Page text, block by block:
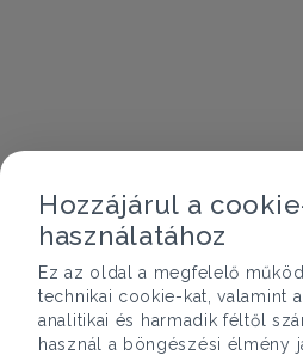
Hozzájárul a
használatához
Ez az oldal a megfelelő
technikai cookie-kat, valamint
analitikai és harmadik féltől
használ a böngészési élmény